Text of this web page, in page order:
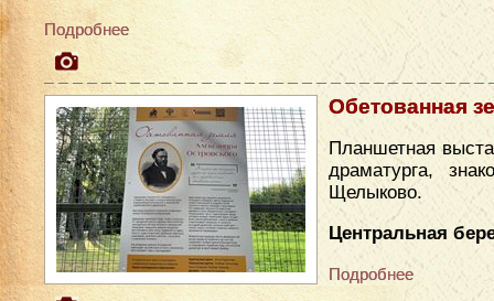
Подробнее
Обетованная
Планшетная
драматурга,
Щелыково.
Центральная
Подробнее